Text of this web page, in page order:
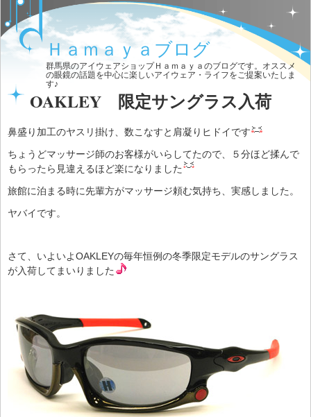
Ｈａｍａｙａブログ
群馬県のアイウェアショップＨａｍａｙａのブログです。オススメ
の眼鏡の話題を中心に楽しいアイウェア・ライフをご提案いたしま
す♪
OAKLEY 限定サングラス入荷
鼻盛り加工のヤスリ掛け、数こなすと肩凝りヒドイです
ちょうどマッサージ師のお客様がいらしてたので、５分ほど揉んで
もらったら見違えるほど楽になりました
旅館に泊まる時に先輩方がマッサージ頼む気持ち、実感しました。
ヤバイです。
さて、いよいよOAKLEYの毎年恒例の冬季限定モデルのサングラス
が入荷してまいりました